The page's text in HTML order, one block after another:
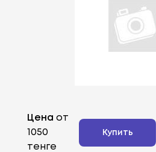
Цена от
1050
тенге
Купить